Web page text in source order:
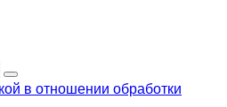
в отношении обработки